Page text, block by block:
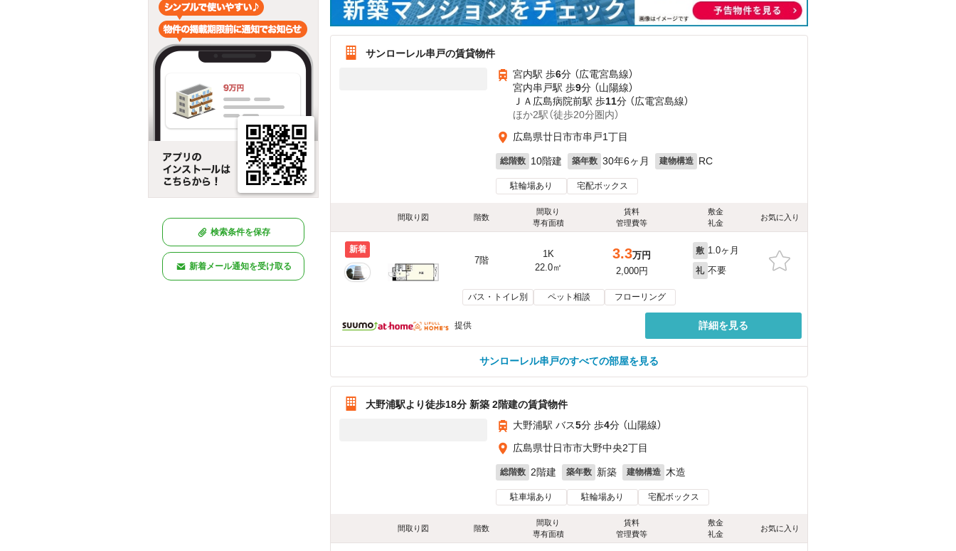
検索条件を保存
新着メール通知を受け取る
サンローレル串戸の賃貸物件
宮内駅 歩6分 （広電宮島線）
宮内串戸駅 歩9分 （山陽線）
ＪＡ広島病院前駅 歩11分 （広電宮島線）
ほか2駅（徒歩20分圏内）
広島県廿日市市串戸1丁目
総階数 10階建 築年数 30年6ヶ月 建物構造 RC
駐輪場あり 宅配ボックス
間取り図 階数
間取り
専有面積
賃料
管理費等
敷金
礼金
お気に入り
新着
7階
1K
22.0㎡
3.3万円
2,000円
敷 1.0ヶ月
礼 不要
バス・トイレ別 ペット相談 フローリング
提供 詳細を見る
サンローレル串戸のすべての部屋を見る
大野浦駅より徒歩18分 新築 2階建の賃貸物件
大野浦駅 バス5分 歩4分 （山陽線）
広島県廿日市市大野中央2丁目
総階数 2階建 築年数 新築 建物構造 木造
駐車場あり 駐輪場あり 宅配ボックス
間取り図 階数
間取り
専有面積
賃料
管理費等
敷金
礼金
お気に入り